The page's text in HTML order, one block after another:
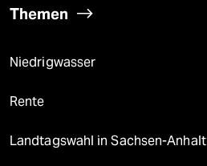
Themen
Niedrigwasser
Rente
Landtagswahl in Sachsen-Anhalt